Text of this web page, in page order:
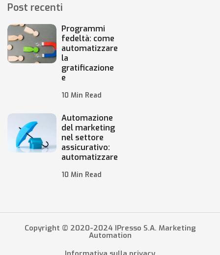
Post recenti
Programmi
fedeltà: come
automatizzare
la
gratificazione
e
10 Min Read
Automazione
del marketing
nel settore
assicurativo:
automatizzare
10 Min Read
Copyright © 2020-2024 IPresso S.A. Marketing
Automation